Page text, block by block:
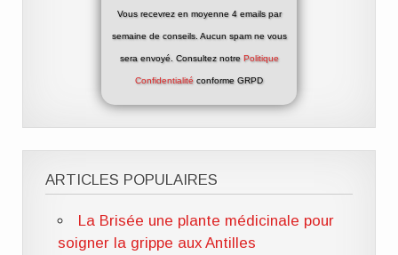
Vous recevrez en moyenne 4 emails par
semaine de conseils. Aucun spam ne vous
sera envoyé. Consultez notre Politique
Confidentialité conforme GRPD
ARTICLES POPULAIRES
La Brisée une plante médicinale pour
soigner la grippe aux Antilles